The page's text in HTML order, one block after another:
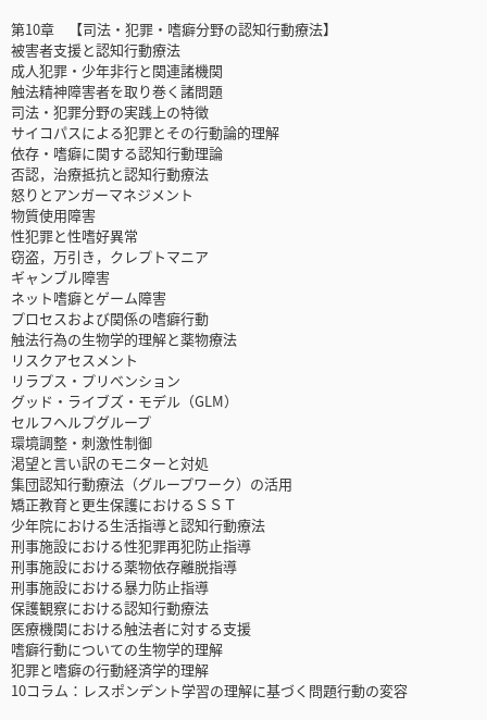
第10章 【司法・犯罪・嗜癖分野の認知行動療法】
被害者支援と認知行動療法
成人犯罪・少年非行と関連諸機関
触法精神障害者を取り巻く諸問題
司法・犯罪分野の実践上の特徴
サイコパスによる犯罪とその行動論的理解
依存・嗜癖に関する認知行動理論
否認，治療抵抗と認知行動療法
怒りとアンガーマネジメント
物質使用障害
性犯罪と性嗜好異常
窃盗，万引き，クレプトマニア
ギャンブル障害
ネット嗜癖とゲーム障害
プロセスおよび関係の嗜癖行動
触法行為の生物学的理解と薬物療法
リスクアセスメント
リラプス・プリベンション
グッド・ライブズ・モデル（GLM）
セルフヘルプグループ
環境調整・刺激性制御
渇望と言い訳のモニターと対処
集団認知行動療法（グループワーク）の活用
矯正教育と更生保護におけるＳＳＴ
少年院における生活指導と認知行動療法
刑事施設における性犯罪再犯防止指導
刑事施設における薬物依存離脱指導
刑事施設における暴力防止指導
保護観察における認知行動療法
医療機関における触法者に対する支援
嗜癖行動についての生物学的理解
犯罪と嗜癖の行動経済学的理解
10コラム：レスポンデント学習の理解に基づく問題行動の変容